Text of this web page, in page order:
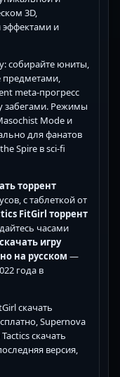
3D,
и
собирайте юниты,
предметами,
meta-прогресс
забегами. Режимы
Mode и
для фанатов
Spire в sci-fi
торрент
с таблеткой от
FitGirl торрент
часами
скачать игру
на русском —
года в
скачать
Supernova
скачать
версия,